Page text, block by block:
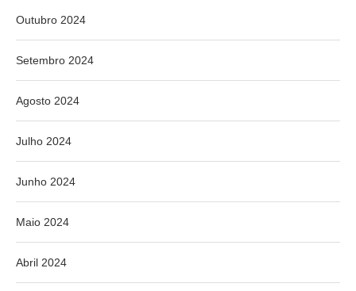
Outubro 2024
Setembro 2024
Agosto 2024
Julho 2024
Junho 2024
Maio 2024
Abril 2024